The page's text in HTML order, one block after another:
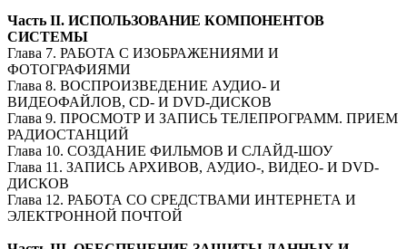
Часть II. ИСПОЛЬЗОВАНИЕ КОМПОНЕНТОВ
СИСТЕМЫ
Глава 7. РАБОТА С ИЗОБРАЖЕНИЯМИ И
ФОТОГРАФИЯМИ
Глава 8. ВОСПРОИЗВЕДЕНИЕ АУДИО- И
ВИДЕОФАЙЛОВ, CD- И DVD-ДИСКОВ
Глава 9. ПРОСМОТР И ЗАПИСЬ ТЕЛЕПРОГРАММ. ПРИЕМ
РАДИОСТАНЦИЙ
Глава 10. СОЗДАНИЕ ФИЛЬМОВ И СЛАЙД-ШОУ
Глава 11. ЗАПИСЬ АРХИВОВ, АУДИО-, ВИДЕО- И DVD-
ДИСКОВ
Глава 12. РАБОТА СО СРЕДСТВАМИ ИНТЕРНЕТА И
ЭЛЕКТРОННОЙ ПОЧТОЙ